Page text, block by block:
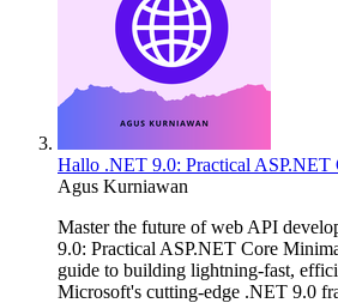
Hallo .NET 9.0: Practical
Agus Kurniawan
Master the future of web API
9.0: Practical ASP.NET Core
guide to building lightning-fast,
Microsoft's cutting-edge .NET 9.0